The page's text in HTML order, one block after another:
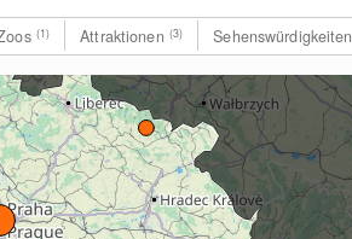
(1) Attraktionen (3) Sehenswürdigkeiten